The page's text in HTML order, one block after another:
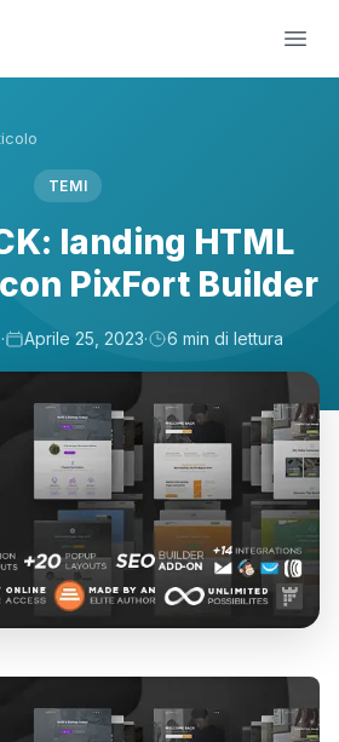
TEMI
landing HTML
PixFort Builder
· Aprile 25, 2023· 6 min di lettura